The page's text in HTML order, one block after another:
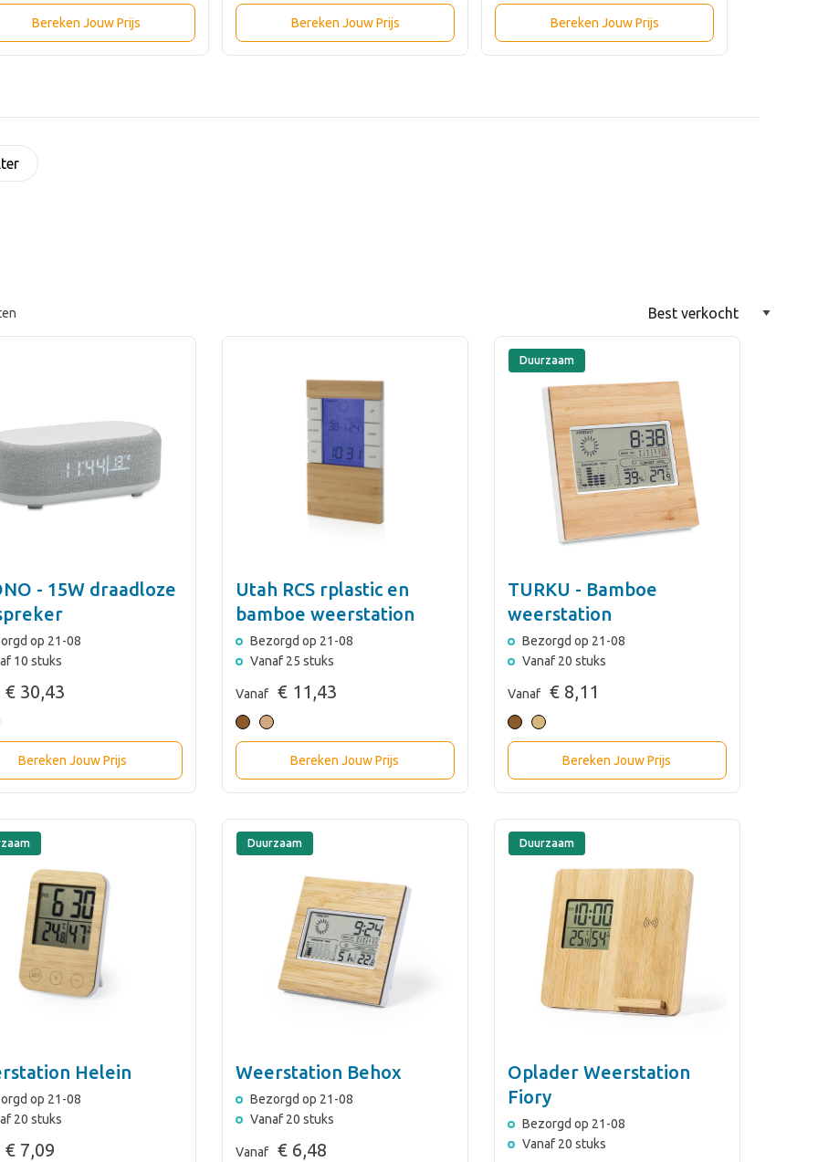
Bereken Jouw Prijs Bereken Jouw Prijs Bereken Jouw Prijs
- 15W draadloze
op 21-08
10 stuks
€ 30,43
Bereken Jouw Prijs
Utah RCS rplastic en
bamboe weerstation
Bezorgd op 21-08
Vanaf 25 stuks
Vanaf € 11,43
Bereken Jouw Prijs
Duurzaam
TURKU - Bamboe
weerstation
Bezorgd op 21-08
Vanaf 20 stuks
Vanaf € 8,11
Bereken Jouw Prijs
Helein
op 21-08
20 stuks
€ 7,09
Duurzaam
Weerstation Behox
Bezorgd op 21-08
Vanaf 20 stuks
Vanaf € 6,48
Duurzaam
Oplader Weerstation
Fiory
Bezorgd op 21-08
Vanaf 20 stuks